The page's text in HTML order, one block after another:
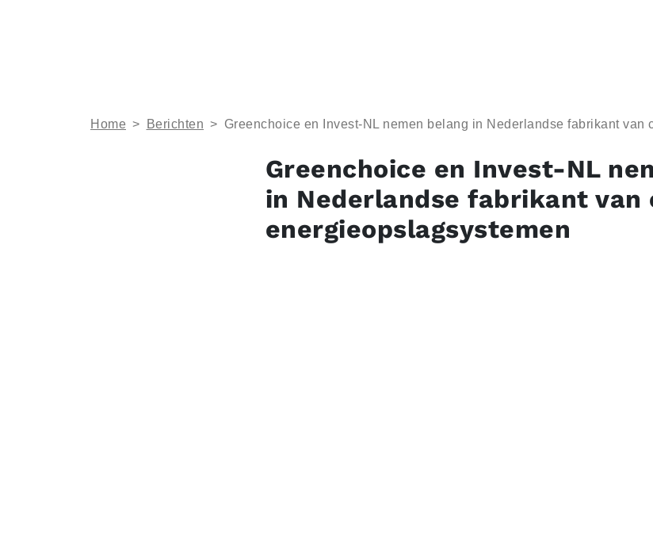
Home > Berichten > Greenchoice en Invest-NL nemen belang in Nederlandse fabrikant van
Greenchoice en Invest-NL
in Nederlandse fabrikant van
energieopslagsystemen